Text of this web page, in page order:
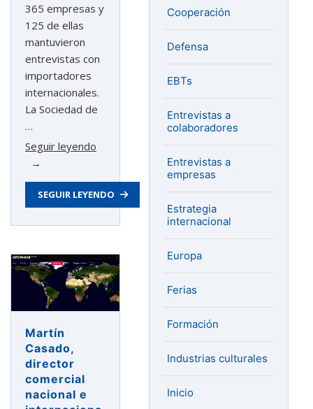
365 empresas y
125 de ellas
mantuvieron
entrevistas con
importadores
internacionales.
La Sociedad de
…
Seguir leyendo
2020
con
una
alta
de
sus
programas
y
SEGUIR LEYENDO
Martín
Casado,
director
comercial
nacional e
Cooperación
Defensa
EBTs
Entrevistas a
colaboradores
Entrevistas a
empresas
Estrategia
internacional
Europa
Ferias
Formación
Industrias culturales
Inicio